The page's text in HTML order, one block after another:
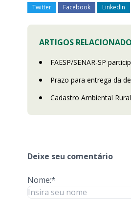
Twitter Facebook LinkedIn
ARTIGOS
FAESP/SENAR-SP
Prazo para entrega da
Cadastro Ambiental
Deixe seu comentário
Nome:*